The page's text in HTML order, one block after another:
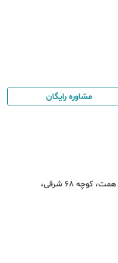
تهران، شیراز جنوبی، پایین‌تر از اتوبان همت، کوچه 68 شرقی،
مشاوره رایگان